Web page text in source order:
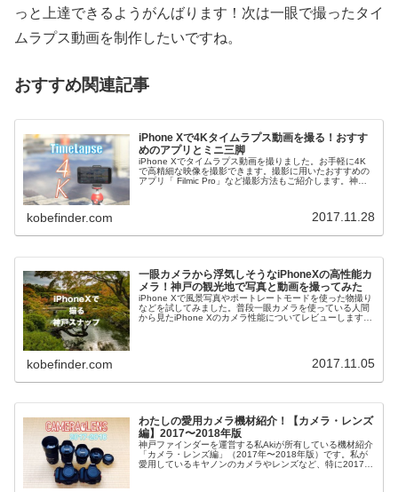
っと上達できるようがんばります！次は一眼で撮ったタイ
ムラプス動画を制作したいですね。
おすすめ関連記事
iPhone Xで4Kタイムラプス動画を撮る！おすす
めのアプリとミニ三脚
iPhone Xでタイムラプス動画を撮りました。お手軽に4K
で高精細な映像を撮影できます。撮影に用いたおすすめの
アプリ「 Filmic Pro」など撮影方法もご紹介します。神戸
kobefinder.com 2017.11.28
一眼カメラから浮気しそうなiPhoneXの高性能カ
メラ！神戸の観光地で写真と動画を撮ってみた
iPhone Xで風景写真やポートレートモードを使った物撮り
などを試してみました。普段一眼カメラを使っている人間
から見たiPhone Xのカメラ性能についてレビューします。
kobefinder.com 2017.11.05
わたしの愛用カメラ機材紹介！【カメラ・レンズ
編】2017〜2018年版
神戸ファインダーを運営する私Akiが所有している機材紹介
「カメラ・レンズ編」（2017年〜2018年版）です。私が
愛用しているキヤノンのカメラやレンズなど、特に2017年